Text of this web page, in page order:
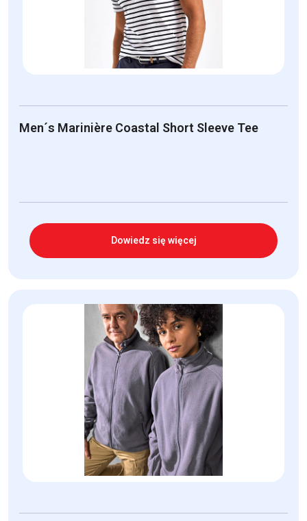
Men´s Marinière Coastal Short Sleeve Tee
Dowiedz się więcej